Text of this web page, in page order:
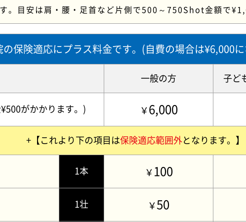
。目安は肩・腰・足首など片側で500～750Shot金額で
の保険適応にプラス料金です。(自費の場合は¥6,000
一般の方 子ど
がかかります。) ￥ 6,000
+【これより下の項目は保険適応範囲外となります。】
1本 ￥ 100
1壮 ￥ 50